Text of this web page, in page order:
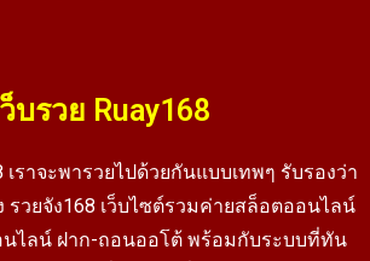
ว็บรวย Ruay168
เราจะพารวยไปด้วยกันแบบเทพๆ รับรองว่า
รวยจัง168 เว็บไซต์รวมค่ายสล็อตออนไลน์
นไลน์ ฝาก-ถอนออโต้ พร้อมกับระบบที่ทัน